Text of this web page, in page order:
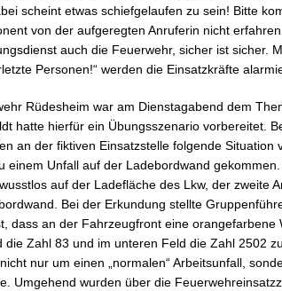
scheint etwas schiefgelaufen zu sein! Bitte
von der aufgeregten Anruferin nicht
auch die Feuerwehr, sicher ist sicher.
Personen!“ werden die Einsatzkräfte
Rüdesheim war am Dienstagabend dem
hatte hierfür ein Übungsszenario vorbereitet.
an der fiktiven Einsatzstelle folgende Situation
einem Unfall auf der Ladebordwand
auf der Ladefläche des Lkw, der zweite
Bei der Erkundung stellte
dass an der Fahrzeugfront eine orangefarbene
die Zahl 83 und im unteren Feld die Zahl 2502
nur um einen „normalen“ Arbeitsunfall,
Umgehend wurden über die